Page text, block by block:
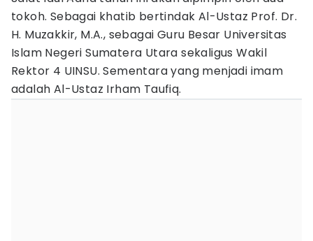
tokoh. Sebagai khatib bertindak Al-Ustaz Prof. Dr.
H. Muzakkir, M.A., sebagai Guru Besar Universitas
Islam Negeri Sumatera Utara sekaligus Wakil
Rektor 4 UINSU. Sementara yang menjadi imam
adalah Al-Ustaz Irham Taufiq.